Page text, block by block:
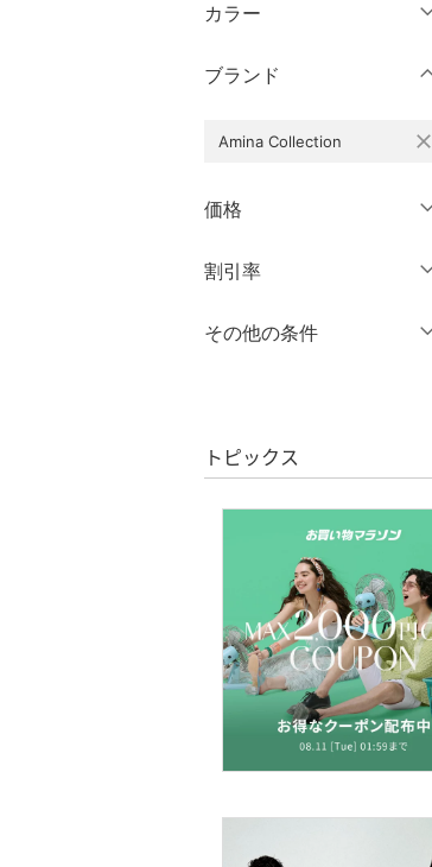
パンツ
ワンピース・ドレス
スカート
ーオール
バッグ
アクセサリー・腕時計
財布・ポーチ・ケース
帽子
ヘアアクセサリー
マタニティウェア・ベビ
スーツ・フォーマル
カラー
クリア
ブランド
Amina Collection close
価格
絞り込み
割引率
％OFF～ ％OFF
その他の条件
クリア 絞り込み
トピックス